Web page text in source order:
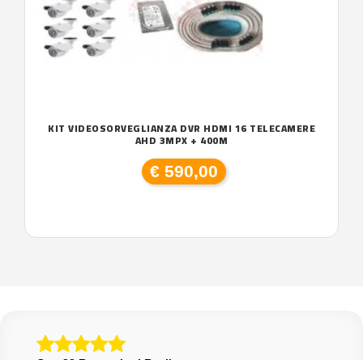
KIT VIDEOSORVEGLIANZA DVR HDMI 16 TELECAMERE
AHD 3MPX + 400M
€ 590,00